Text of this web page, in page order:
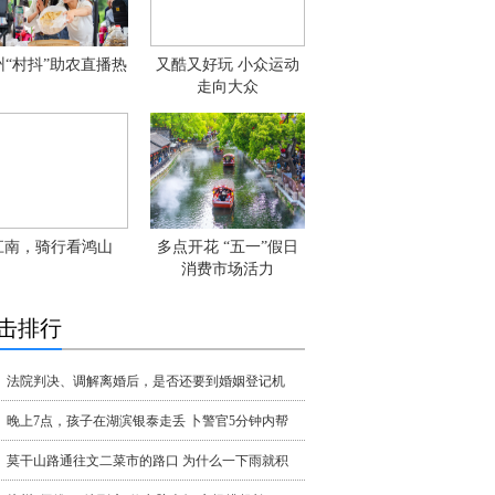
“村抖”助农直播热
又酷又好玩 小众运动
走向大众
南，骑行看鸿山
多点开花 “五一”假日
消费市场活力
排行
法院判决、调解离婚后，是否还要到婚姻登记机
晚上7点，孩子在湖滨银泰走丢 卜警官5分钟内帮
莫干山路通往文二菜市的路口 为什么一下雨就积